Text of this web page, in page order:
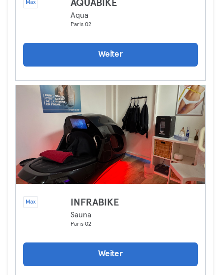
Max AQUABIKE
Aqua
Paris 02
Weiter
Max INFRABIKE
Sauna
Paris 02
Weiter